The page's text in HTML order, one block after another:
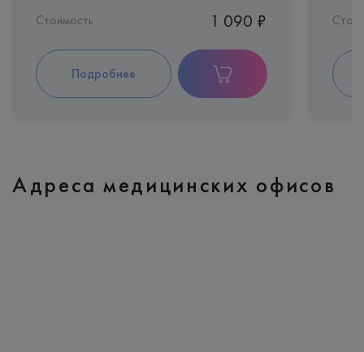
Стоимость 1 090 ₽
Подробнее
Адреса медицинских офисов